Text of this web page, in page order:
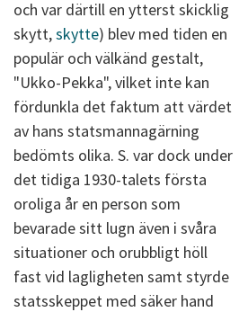
och var därtill en ytterst skicklig
skytt,skytte) blev med tiden en
populär och välkänd gestalt,
"Ukko-Pekka", vilket inte kan
fördunkla det faktum att värdet
av hans statsmannagärning
bedömts olika. S. var dock under
det tidiga 1930-talets första
oroliga år en person som
bevarade sitt lugn även i svåra
situationer och orubbligt höll
fast vid lagligheten samt styrde
statsskeppet med säker hand